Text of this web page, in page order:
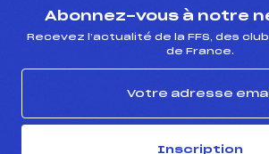
Abonnez-vous à notre
Recevez l’actualité de la FFS, des
de France.
Inscription